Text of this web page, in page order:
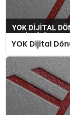
YOK Dijital